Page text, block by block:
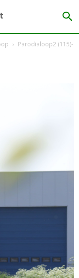
Parodialoop2 (115)-